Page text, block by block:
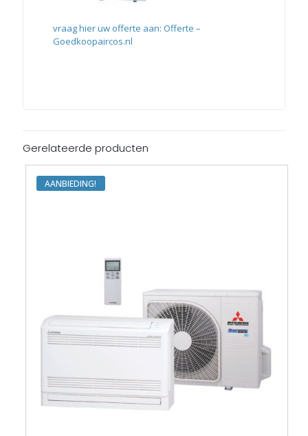
vraag hier uw offerte aan: Offerte –
Goedkoopaircos.nl
Gerelateerde producten